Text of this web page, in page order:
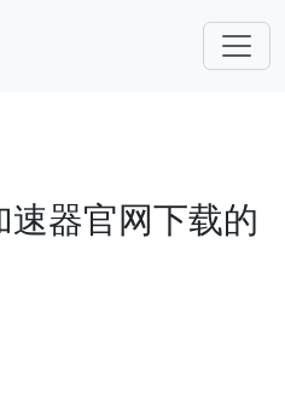
器官网下载的